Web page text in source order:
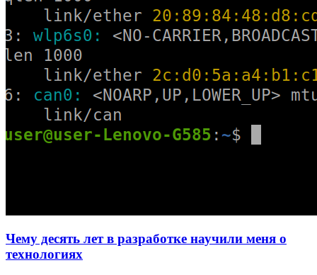
Чему десять лет в разработке научили меня о
технологиях